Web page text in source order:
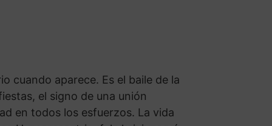
cuando aparece. Es el baile de la
el signo de una unión
en todos los esfuerzos. La vida